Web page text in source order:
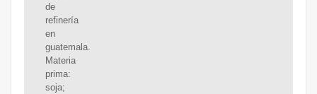
de
refinería
en
guatemala.
Materia
prima:
soja;